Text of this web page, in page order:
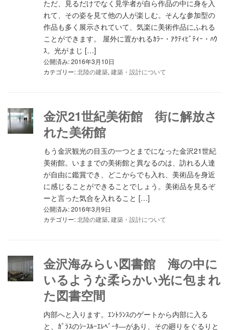
ただ、見るだけでなく見学者が自ら作品の中に身を入
れて、その姿を見て他の人が楽しむ。そんな参加型の
作品も多く展示されていて、気楽に美術作品にふれる
ことができます。 屋外に置かれるｶﾗｰ・ｱｸﾃｨﾋﾞﾃｨｰ・ﾊｳ
ｽ。光がまじ […]
公開済み: 2016年3月10日
カテゴリー:北陸の建築, 建築・設計について
金沢21世紀美術館 街に解放さ
れた美術館
もう金沢観光の目玉の一つとまでになった金沢21世紀
美術館。いままでの美術館と異なるのは、訪れる人達
が自由に鑑賞でき、どこからでも入れ、美術品を身近
に感じることができることでしょう。美術品を見るぞ
ーと言った気合を入れること […]
公開済み: 2016年3月9日
カテゴリー:北陸の建築, 建築・設計について
金沢海みらい図書館 海の中に
いるような柔らかい光に包まれ
た図書空間
内部へと入ります。ｴﾝﾄﾗﾝｽのゲートから内部に入る
と、ｶﾞﾗｽのｼｰｽﾙｰｴﾚﾍﾞｰﾀ―があり、その廻りをぐるりと